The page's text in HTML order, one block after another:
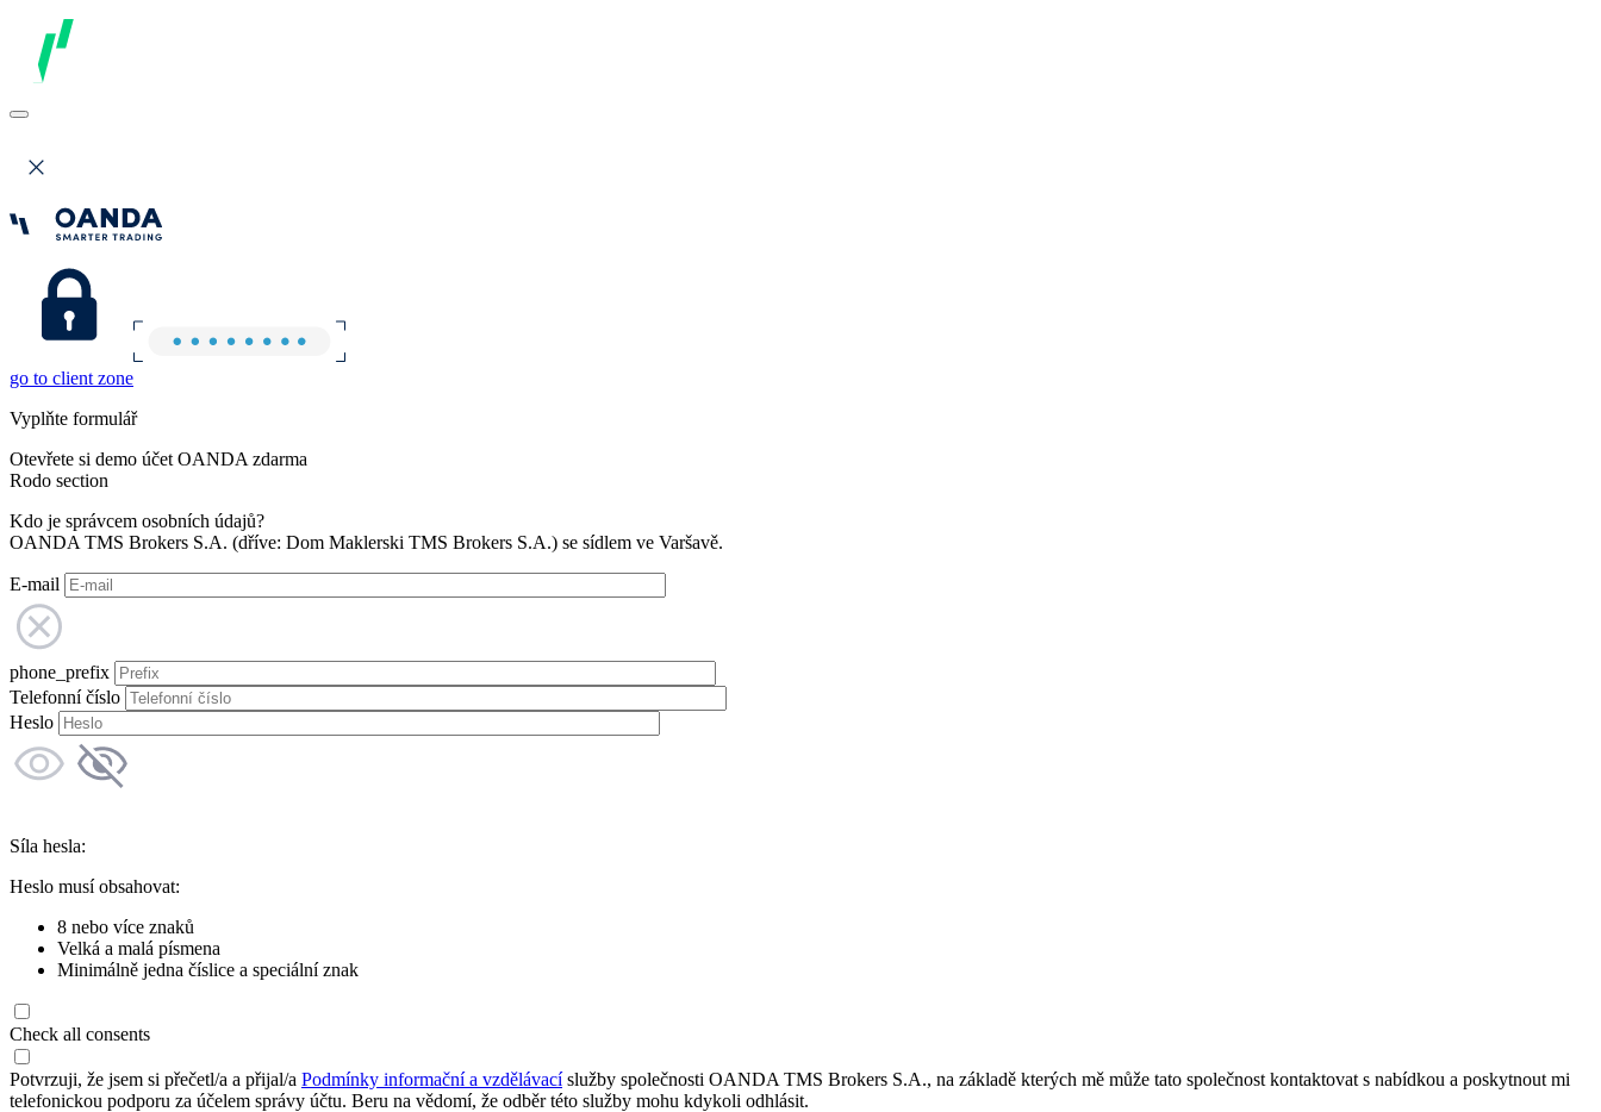
go to client zone
Vyplňte formulář
Otevřete si demo účet OANDA zdarma
Rodo section
Kdo je správcem osobních údajů?
OANDA TMS Brokers S.A. (dříve: Dom Maklerski TMS Brokers S.A.) se sídlem ve Varšavě.
E-mail
phone_prefix
Telefonní číslo
Heslo
Síla hesla:
Heslo musí obsahovat:
8 nebo více znaků
Velká a malá písmena
Minimálně jedna číslice a speciální znak
Check all consents
Potvrzuji, že jsem si přečetl/a a přijal/a Podmínky informační a vzdělávacíslužby společnosti OANDA TMS Brokers S.A., na základě kterých mě může tato společnost kontaktovat s nabídkou a poskytnout mi
telefonickou podporu za účelem správy účtu. Beru na vědomí, že odběr této služby mohu kdykoli odhlásit.